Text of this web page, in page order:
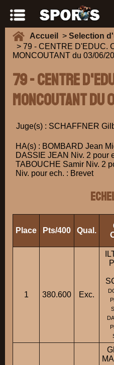
Accueil > Selection
> 79 - CENTRE D'EDUC.
MONCOUTANT du 03/06/
79 - CENTRE
MONCOUTANT
Juge(s) : SCHAFFNER
HA(s) : BOMBARD Jean
DASSIE JEAN Niv. 2 pour
TABOUCHE Samir Niv. 2
Niv. pour ech. : Brevet
Place Pts/400 Qual.
1 380.600 Exc.